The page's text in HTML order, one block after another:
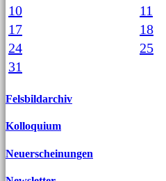
10
11
17
18
24
25
31
Felsbildarchiv
Kolloquium
Neuerscheinungen